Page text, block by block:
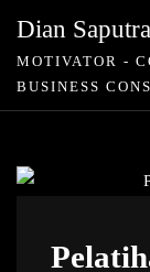
Dian
MOTIVATOR -
BUSINESS